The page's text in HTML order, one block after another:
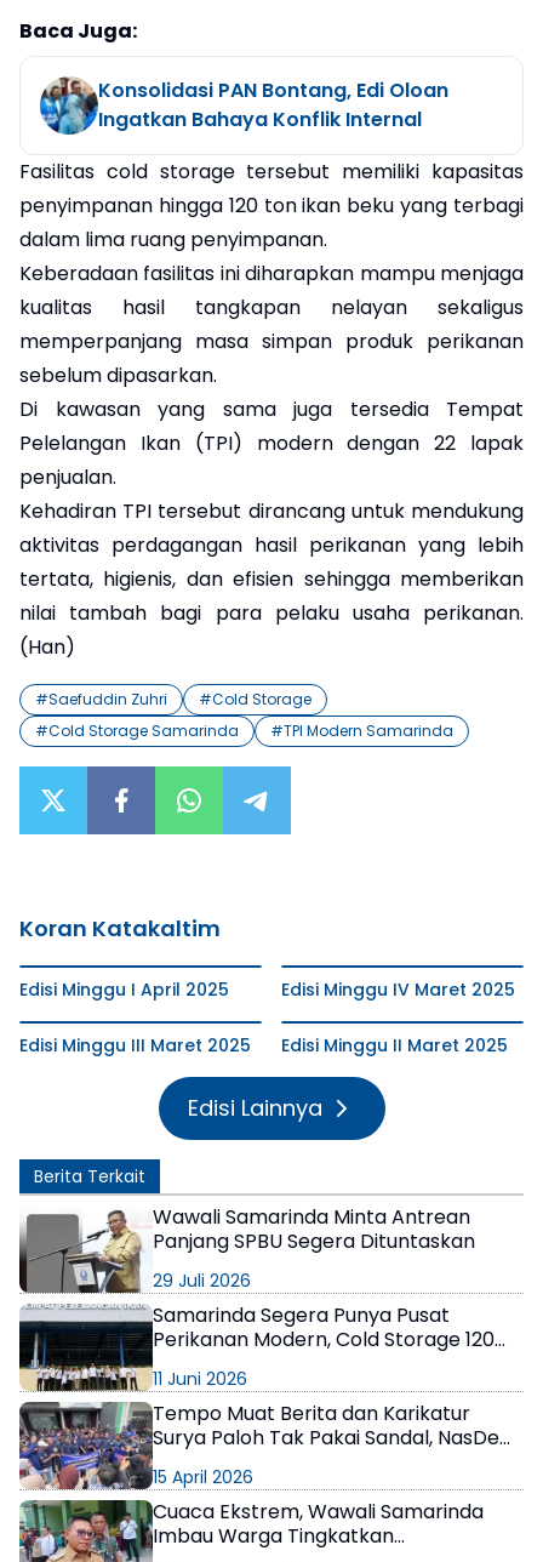
Baca Juga:
Konsolidasi PAN Bontang, Edi Oloan
Ingatkan Bahaya Konflik Internal
Fasilitas cold storage tersebut memiliki kapasitas
penyimpanan hingga 120 ton ikan beku yang terbagi
dalam lima ruang penyimpanan.
Keberadaan fasilitas ini diharapkan mampu menjaga
kualitas hasil tangkapan nelayan sekaligus
memperpanjang masa simpan produk perikanan
sebelum dipasarkan.
Di kawasan yang sama juga tersedia Tempat
Pelelangan Ikan (TPI) modern dengan 22 lapak
penjualan.
Kehadiran TPI tersebut dirancang untuk mendukung
aktivitas perdagangan hasil perikanan yang lebih
tertata, higienis, dan efisien sehingga memberikan
nilai tambah bagi para pelaku usaha perikanan.
(Han)
#Saefuddin Zuhri #Cold Storage
#Cold Storage Samarinda #TPI Modern Samarinda
Koran Katakaltim
Edisi Minggu I April 2025 Edisi Minggu IV Maret 2025
Edisi Minggu III Maret 2025 Edisi Minggu II Maret 2025
Edisi Lainnya
Berita Terkait
Wawali Samarinda Minta Antrean
Panjang SPBU Segera Dituntaskan
29 Juli 2026
Samarinda Segera Punya Pusat
Perikanan Modern, Cold Storage 120
11 Juni 2026
Tempo Muat Berita dan Karikatur
Surya Paloh Tak Pakai Sandal, NasDem
15 April 2026
Cuaca Ekstrem, Wawali Samarinda
Imbau Warga Tingkatkan